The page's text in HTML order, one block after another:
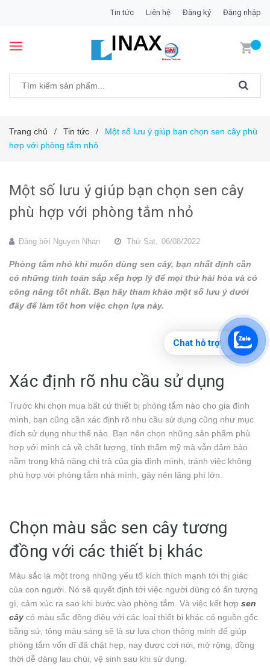
Tin tức Liên hệ Đăng ký Đăng nhập
Trang chủ / Tin tức /
Một số lưu ý giúp bạn chọn sen cây phù
hợp với phòng tắm nhỏ
Một số lưu ý giúp bạn chọn sen cây
phù hợp với phòng tắm nhỏ
Đăng bởi Nguyen Nhan Thứ Sat, 06/08/2022
Phòng tắm nhỏ khi muốn dùng sen cây, bạn nhất định cần
có những tính toán sắp xếp hợp lý để mọi thứ hài hòa và có
công năng tốt nhất. Bạn hãy tham khảo một số lưu ý dưới
đây để làm tốt hơn việc chọn lựa này.
Xác định rõ nhu cầu sử dụng
Trước khi chọn mua bất cứ thiết bị phòng tắm nào cho gia đình
mình, bạn cũng cần xác định rõ nhu cầu sử dụng cũng như mục
đích sử dụng như thế nào. Bạn nên chọn những sản phẩm phù
hợp với mình cả về chất lượng, tính thẩm mỹ mà vẫn đảm bảo
nằm trong khả năng chi trả của gia đình mình, tránh việc không
phù hợp với phòng tắm nhà mình, gây nên lãng phí lớn.
Chọn màu sắc sen cây tương
đồng với các thiết bị khác
Màu sắc là một trong những yếu tố kích thích mạnh tới thị giác
của con người. Nó sẽ quyết định tới việc người dùng có ấn tượng
gì, cảm xúc ra sao khi bước vào phòng tắm. Và việc kết hợp sen
cây có màu sắc đồng điệu với các loại thiết bị khác có nguồn gốc
bằng sứ, tông màu sáng sẽ là sự lựa chọn thông minh để giúp
phòng tắm vốn dĩ đã chật hẹp, nay được cơi nới, mở rộng, đồng
thời dễ dàng lau chùi, vệ sinh sau khi sử dụng.
Chat hỗ trợ